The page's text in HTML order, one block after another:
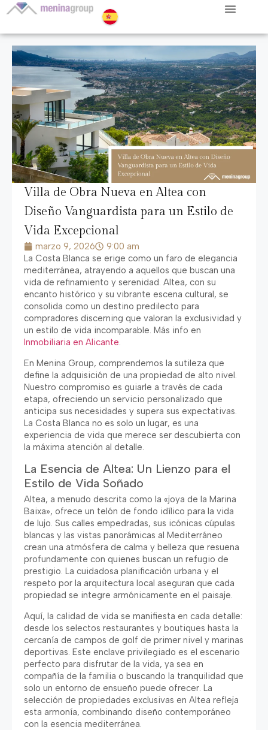
Villa de Obra Nueva en Altea con
Diseño Vanguardista para un Estilo de
Vida Excepcional
marzo 9, 2026
9:00 am
La Costa Blanca se erige como un faro de elegancia
mediterránea, atrayendo a aquellos que buscan una
vida de refinamiento y serenidad. Altea, con su
encanto histórico y su vibrante escena cultural, se
consolida como un destino predilecto para
compradores discerning que valoran la exclusividad y
un estilo de vida incomparable. Más info en
Inmobiliaria en Alicante.
En Menina Group, comprendemos la sutileza que
define la adquisición de una propiedad de alto nivel.
Nuestro compromiso es guiarle a través de cada
etapa, ofreciendo un servicio personalizado que
anticipa sus necesidades y supera sus expectativas.
La Costa Blanca no es solo un lugar, es una
experiencia de vida que merece ser descubierta con
la máxima atención al detalle.
La Esencia de Altea: Un Lienzo para el
Estilo de Vida Soñado
Altea, a menudo descrita como la «joya de la Marina
Baixa», ofrece un telón de fondo idílico para la vida
de lujo. Sus calles empedradas, sus icónicas cúpulas
blancas y las vistas panorámicas al Mediterráneo
crean una atmósfera de calma y belleza que resuena
profundamente con quienes buscan un refugio de
prestigio. La cuidadosa planificación urbana y el
respeto por la arquitectura local aseguran que cada
propiedad se integre armónicamente en el paisaje.
Aquí, la calidad de vida se manifiesta en cada detalle:
desde los selectos restaurantes y boutiques hasta la
cercanía de campos de golf de primer nivel y marinas
deportivas. Este enclave privilegiado es el escenario
perfecto para disfrutar de la vida, ya sea en
compañía de la familia o buscando la tranquilidad que
solo un entorno de ensueño puede ofrecer. La
selección de propiedades exclusivas en Altea refleja
esta armonía, combinando diseño contemporáneo
con la esencia mediterránea.